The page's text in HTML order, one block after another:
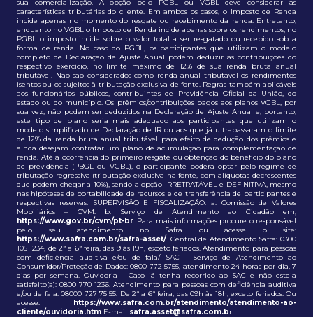
sua comercialização. A opção pelo PGBL ou VGBL deve considerar as
características tributárias do cliente. Em ambos os casos, o Imposto de Renda
incide apenas no momento do resgate ou recebimento da renda. Entretanto,
enquanto no VGBL o Imposto de Renda incide apenas sobre os rendimentos, no
PGBL o imposto incide sobre o valor total a ser resgatado ou recebido sob a
forma de renda. No caso do PGBL, os participantes que utilizam o modelo
completo de Declaração de Ajuste Anual podem deduzir as contribuições do
respectivo exercício, no limite máximo de 12% de sua renda bruta anual
tributável. Não são considerados como renda anual tributável os rendimentos
isentos ou os sujeitos à tributação exclusiva de fonte. Regras também aplicáveis
aos funcionários públicos, contribuintes de Previdência Oficial da União, do
estado ou do município. Os prêmios/contribuições pagos aos planos VGBL, por
sua vez, não podem ser deduzidos na Declaração de Ajuste Anual e, portanto,
este tipo de plano seria mais adequado aos participantes que utilizam o
modelo simplificado de Declaração de IR ou aos que já ultrapassaram o limite
de 12% da renda bruta anual tributável para efeito de dedução dos prêmios e
ainda desejam contratar um plano de acumulação para complementação de
renda. Até a ocorrência do primeiro resgate ou obtenção do benefício do plano
de previdência (PBGL ou VGBL), o participante poderá optar pelo regime de
tributação regressiva (tributação exclusiva na fonte, com alíquotas decrescentes
que podem chegar a 10%), sendo a opção IRRETRATÁVEL e DEFINITIVA, mesmo
nas hipóteses de portabilidade de recursos e de transferência de participantes e
respectivas reservas. SUPERVISÃO E FISCALIZAÇÃO: a. Comissão de Valores
Mobiliários – CVM. b. Serviço de Atendimento ao Cidadão em;
https://www.gov.br/cvm/pt-br. Para mais informações procure o responsável
pelo seu atendimento no Safra ou acesse o site:
https://www.safra.com.br/safra-asset/. Central de Atendimento Safra: 0300
105 1234, de 2ª a 6ª feira, das 9 às 19h, exceto feriados. Atendimento para pessoas
com deficiência auditiva e/ou de fala/ SAC – Serviço de Atendimento ao
Consumidor/Proteção de Dados: 0800 772 5755, atendimento 24 horas por dia, 7
dias por semana. Ouvidoria - Caso já tenha recorrido ao SAC e não esteja
satisfeito(a): 0800 770 1236. Atendimento para pessoas com deficiência auditiva
e/ou de fala: 08000 727 75 55. De 2ª a 6ª feira, das 09h às 18h, exceto feriados. Ou
acesse: https://www.safra.com.br/atendimento/atendimento-ao-
cliente/ouvidoria.htm E-mail safra.asset@safra.com.br.